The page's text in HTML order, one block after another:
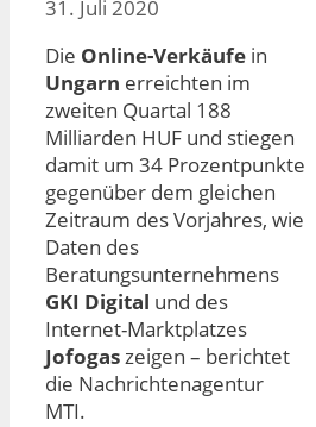
31. Juli 2020
Die Online-Verkäufe in
Ungarn erreichten im
zweiten Quartal 188
Milliarden HUF und stiegen
damit um 34 Prozentpunkte
gegenüber dem gleichen
Zeitraum des Vorjahres, wie
Daten des
Beratungsunternehmens
GKI Digital und des
Internet-Marktplatzes
Jofogaszeigen – berichtet
die Nachrichtenagentur
MTI.